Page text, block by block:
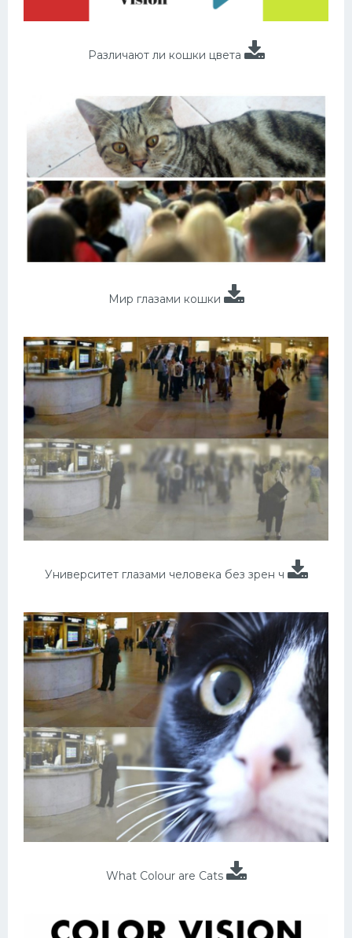
Различают ли кошки цвета
Мир глазами кошки
Университет глазами человека без зрен ч
What Colour are Cats